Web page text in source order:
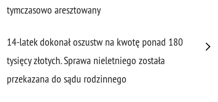
tymczasowo aresztowany
14-latek dokonał oszustw na kwotę ponad 180
tysięcy złotych. Sprawa nieletniego została
przekazana do sądu rodzinnego